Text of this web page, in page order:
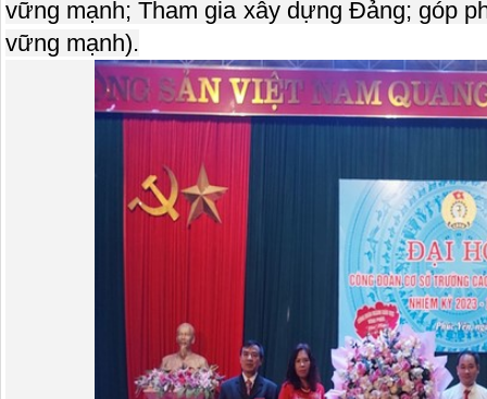
vững mạnh; Tham gia xây dựng Đảng; góp
vững mạnh).